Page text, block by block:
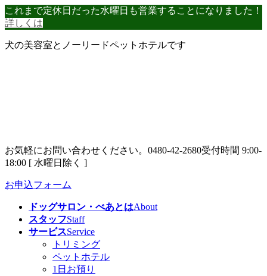
コ
ン
ン
ナ
ビ
ー
これまで定休日だった水曜日も営業することになりました！
詳しくは
犬の美容室とノーリードペットホテルです
お気軽にお問い合わせください。 0480-42-2680受付時間 9:00-
18:00 [ 水曜日除く ]
お申込フォーム
ドッグサロン・べあとはAbout
スタッフStaff
サービスService
トリミング
ペットホテル
1日お預り